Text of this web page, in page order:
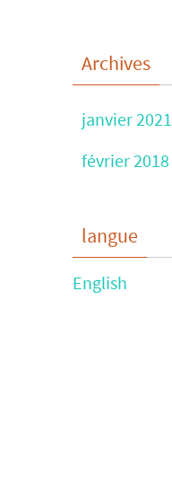
Archives
janvier 2021
février 2018
langue
English